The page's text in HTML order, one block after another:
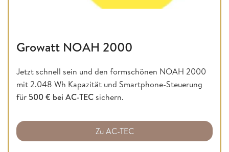
Growatt NOAH 2000
Jetzt schnell sein und den formschönen NOAH 2000
mit 2.048 Wh Kapazität und Smartphone-Steuerung
für 500 € bei AC-TEC sichern.
Zu AC-TEC